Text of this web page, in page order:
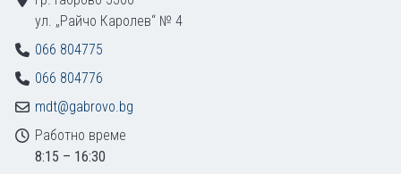
ул. „Райчо Каролев“ № 4
066 804775
066 804776
mdt@gabrovo.bg
Работно време
8:15 – 16:30